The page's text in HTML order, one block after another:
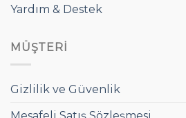
Yardım & Destek
MÜŞTERI
Gizlilik ve Güvenlik